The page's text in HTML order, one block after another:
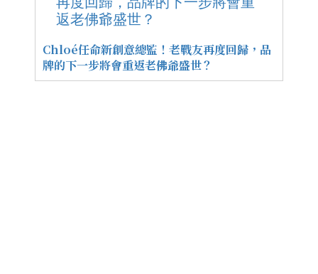
Chloé任命新創意總監！老戰友再度回歸，品
牌的下一步將會重返老佛爺盛世？